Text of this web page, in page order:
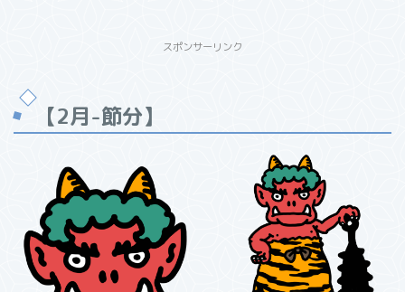
スポンサーリンク
【2月-節分】